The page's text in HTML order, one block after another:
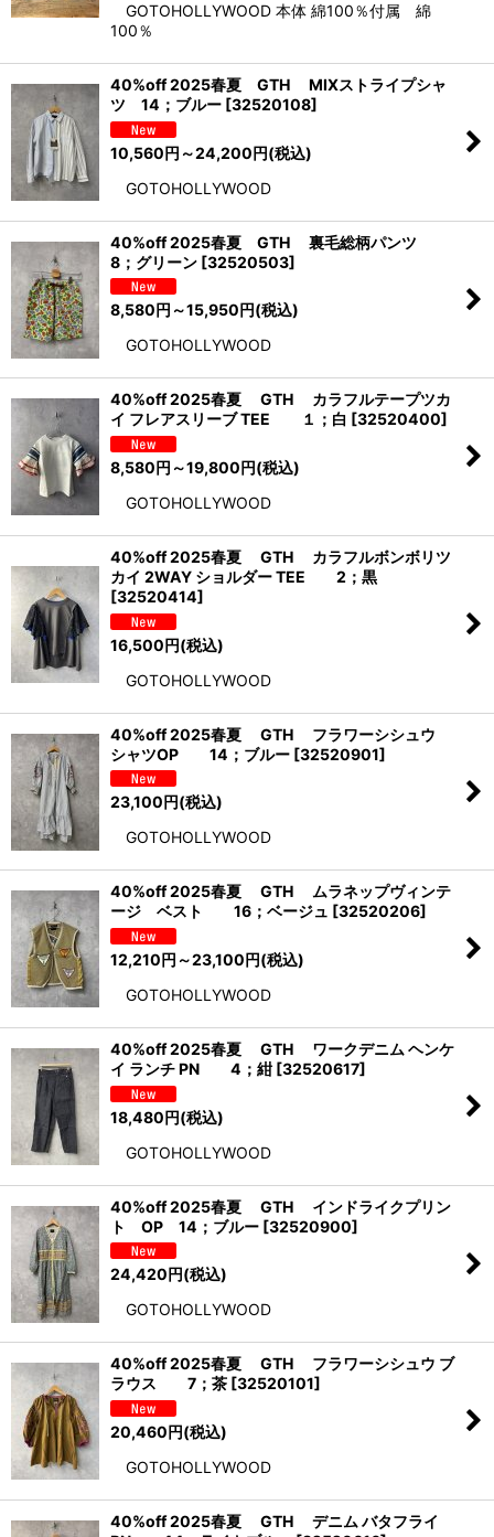
GOTOHOLLYWOOD 本体 綿100％付属 綿
100％
40%off 2025春夏 GTH MIXストライプシャ
ツ 14；ブルー [32520108]
10,560円 ～24,200円(税込)
GOTOHOLLYWOOD
40%off 2025春夏 GTH 裏毛総柄パンツ
8；グリーン [32520503]
8,580円 ～15,950円(税込)
GOTOHOLLYWOOD
40%off 2025春夏 GTH カラフルテープツカ
イ フレアスリーブ TEE １；白 [32520400]
8,580円 ～19,800円(税込)
GOTOHOLLYWOOD
40%off 2025春夏 GTH カラフルボンボリツ
カイ 2WAY ショルダー TEE 2；黒
[32520414]
16,500円(税込)
GOTOHOLLYWOOD
40%off 2025春夏 GTH フラワーシシュウ
シャツOP 14；ブルー [32520901]
23,100円(税込)
GOTOHOLLYWOOD
40%off 2025春夏 GTH ムラネップヴィンテ
ージ ベスト 16；ベージュ [32520206]
12,210円 ～23,100円(税込)
GOTOHOLLYWOOD
40%off 2025春夏 GTH ワークデニム ヘンケ
イ ランチ PN 4；紺 [32520617]
18,480円(税込)
GOTOHOLLYWOOD
40%off 2025春夏 GTH インドライクプリン
ト OP 14；ブルー [32520900]
24,420円(税込)
GOTOHOLLYWOOD
40%off 2025春夏 GTH フラワーシシュウ ブ
ラウス 7；茶 [32520101]
20,460円(税込)
GOTOHOLLYWOOD
40%off 2025春夏 GTH デニム バタフライ